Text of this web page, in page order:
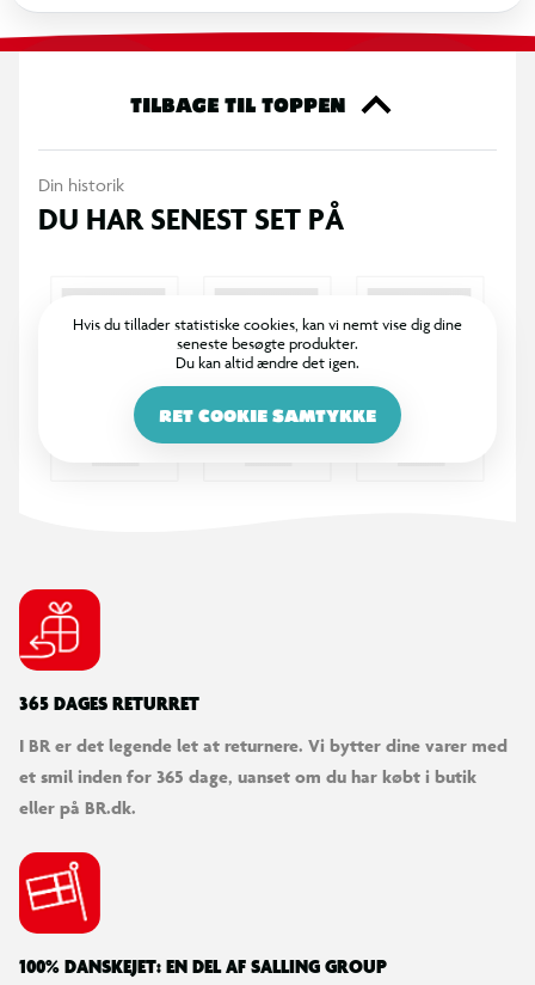
Det er oplagt til hyggelige konkurrencer med venner og
Sæt til 2 spillere
Inkl. praktisk opbevaringstaske
Velegnet til udendørs leg i have, park eller på strand
TILBAGE TIL TOPPEN
Din historik
DU HAR SENEST SET PÅ
Hvis du tillader statistiske cookies, kan vi nemt vise dig dine
seneste besøgte produkter.
Du kan altid ændre det igen.
RET COOKIE SAMTYKKE
365 DAGES RETURRET
I BR er det legende let at returnere. Vi bytter dine varer med
et smil inden for 365 dage, uanset om du har købt i butik
eller på BR.dk.
100% DANSKEJET: EN DEL AF SALLING GROUP